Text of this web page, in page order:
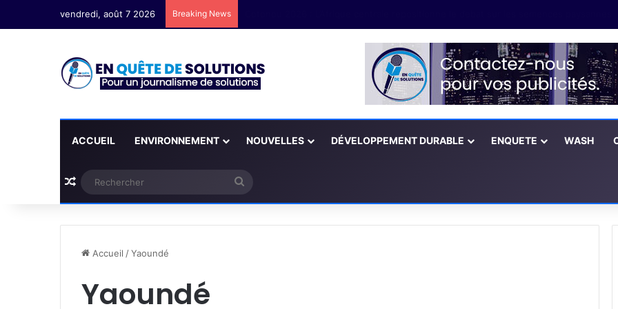
vendredi, août 7 2026 Breaking News
ACCUEIL ENVIRONNEMENT NOUVELLES DÉVELOPPEMENT DURABLE ENQUETE WASH
Plus d'articles
Accueil /Yaoundé
Yaoundé